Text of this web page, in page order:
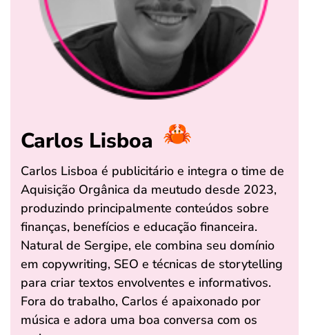
Carlos Lisboa
Carlos Lisboa é publicitário e integra o time de
Aquisição Orgânica da meutudo desde 2023,
produzindo principalmente conteúdos sobre
finanças, benefícios e educação financeira.
Natural de Sergipe, ele combina seu domínio
em copywriting, SEO e técnicas de storytelling
para criar textos envolventes e informativos.
Fora do trabalho, Carlos é apaixonado por
música e adora uma boa conversa com os